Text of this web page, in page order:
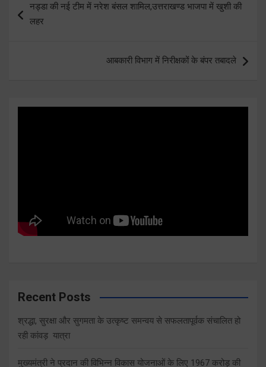
navigation
नड्डा की नई टीम में नरेश बंसल शामिल,उत्तराखण्ड भाजपा में खुशी की
लहर
आबकारी विभाग में निरीक्षकों के बंपर तबादले
Recent Posts
श्रद्धा, सुरक्षा और सुगमता के उत्कृष्ट समन्वय से सफलतापूर्वक संचालित हो
रही कांवड़ यात्रा
मुख्यमंत्री ने प्रदान की विभिन्न विकास योजनाओं के लिए 1967 करोड़ की